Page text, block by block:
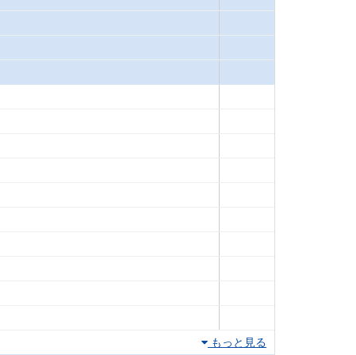
もっと見る